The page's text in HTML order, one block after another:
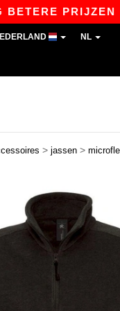
PRIJZEN IN DE
NL
> jassen >